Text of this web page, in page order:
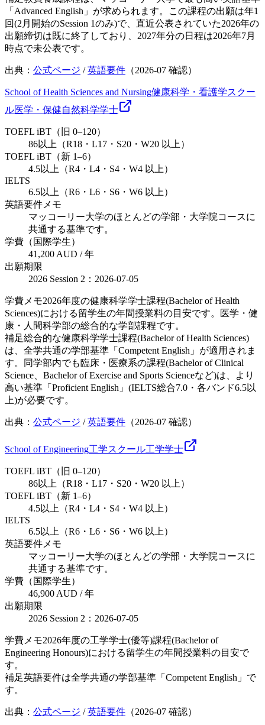
「Advanced English」が求められます。この課程の出願は年1
回(2月開始のSession 1のみ)で、直近公表されていた2026年の
出願締切は既に終了しており、2027年分の日程は2026年7月
時点で未公表です。
出典： 公式ページ /英語要件 （2026-07 確認）
School of Health Sciences and Nursing健康科学・看護学スクー
ル医学・保健自然科学学士
TOEFL iBT（旧 0–120）
86以上（R18・L17・S20・W20 以上）
TOEFL iBT（新 1–6）
4.5以上（R4・L4・S4・W4 以上）
IELTS
6.5以上（R6・L6・S6・W6 以上）
英語要件メモ
マッコーリー大学のほとんどの学部・大学院コースに
共通する基準です。
学費（国際学生）
41,200 AUD / 年
出願期限
2026 Session 2：2026-07-05
学費メモ2026年度の健康科学学士課程(Bachelor of Health
Sciences)における留学生の年間授業料の目安です。医学・健
康・人間科学部の総合的な学部課程です。
補足総合的な健康科学学士課程(Bachelor of Health Sciences)
は、全学共通の学部基準「Competent English」が適用されま
す。同学部内でも臨床・医療系の課程(Bachelor of Clinical
Science、Bachelor of Exercise and Sports Scienceなど)は、より
高い基準「Proficient English」(IELTS総合7.0・各バンド6.5以
上)が必要です。
出典： 公式ページ /英語要件 （2026-07 確認）
School of Engineering工学スクール工学学士
TOEFL iBT（旧 0–120）
86以上（R18・L17・S20・W20 以上）
TOEFL iBT（新 1–6）
4.5以上（R4・L4・S4・W4 以上）
IELTS
6.5以上（R6・L6・S6・W6 以上）
英語要件メモ
マッコーリー大学のほとんどの学部・大学院コースに
共通する基準です。
学費（国際学生）
46,900 AUD / 年
出願期限
2026 Session 2：2026-07-05
学費メモ2026年度の工学学士(優等)課程(Bachelor of
Engineering Honours)における留学生の年間授業料の目安で
す。
補足英語要件は全学共通の学部基準「Competent English」で
す。
出典： 公式ページ /英語要件 （2026-07 確認）